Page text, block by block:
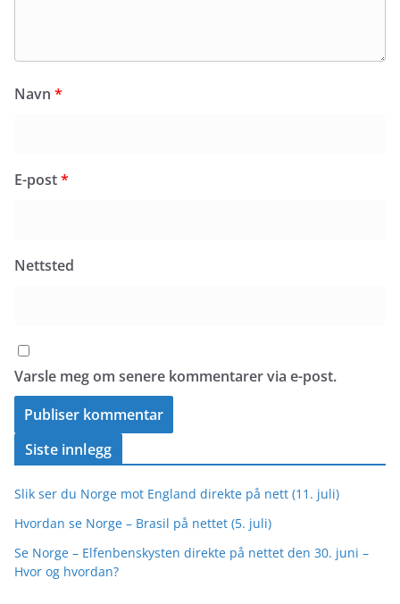
Navn *
E-post*
Nettsted
Varsle meg om senere kommentarer via e-post.
Siste innlegg
Slik ser du Norge mot England direkte på nett (11. juli)
Hvordan se Norge – Brasil på nettet (5. juli)
Se Norge – Elfenbenskysten direkte på nettet den 30. juni –
Hvor og hvordan?